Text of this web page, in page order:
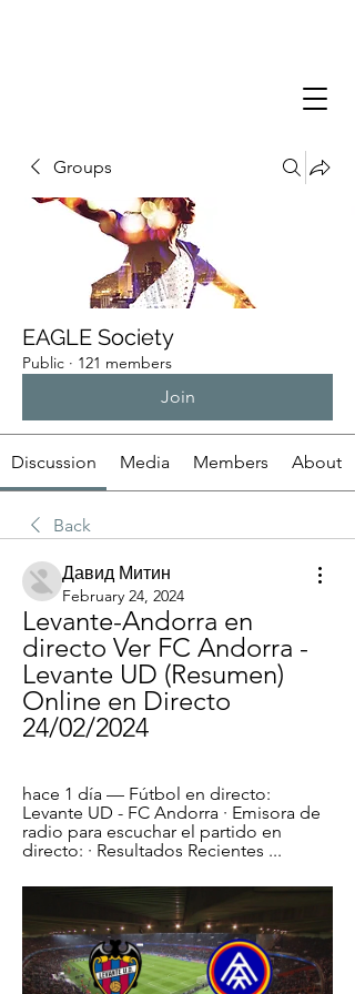
Groups
EAGLE Society
Public · 121 members
Join
Discussion Media Members About
Back
Давид Митин
February 24, 2024
Levante-Andorra en
directo Ver FC Andorra -
Levante UD (Resumen)
Online en Directo
24/02/2024
hace 1 día — Fútbol en directo:
Levante UD - FC Andorra · Emisora de
radio para escuchar el partido en
directo: · Resultados Recientes ...